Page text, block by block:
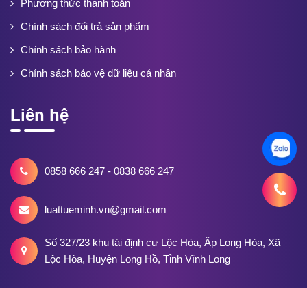
Phương thức thanh toán
Chính sách đổi trả sản phẩm
Chính sách bảo hành
Chính sách bảo vệ dữ liệu cá nhân
Liên hệ
0858 666 247 - 0838 666 247
luattueminh.vn@gmail.com
Số 327/23 khu tái định cư Lộc Hòa, Ấp Long Hòa, Xã
Lộc Hòa, Huyện Long Hồ, Tỉnh Vĩnh Long